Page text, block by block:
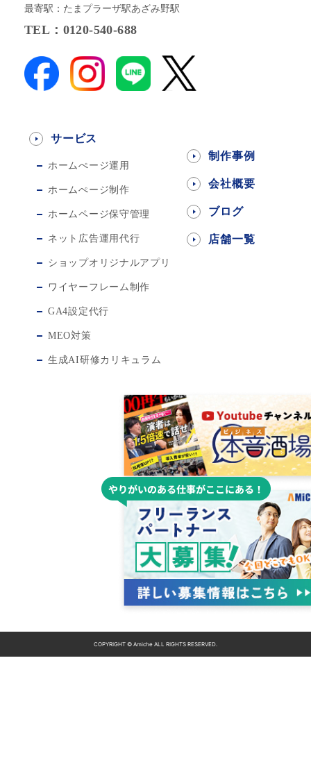
最寄駅：たまプラーザ駅あざみ野駅
TEL：0120-540-688
サービス
ホームぺージ運用
ホームぺージ制作
ホームページ保守管理
ネット広告運用代行
ショップオリジナルアプリ
ワイヤーフレーム制作
GA4設定代行
MEO対策
生成AI研修カリキュラム
制作事例
会社概要
ブログ
店舗一覧
COPYRIGHT © Amiche ALL RIGHTS RESERVED.